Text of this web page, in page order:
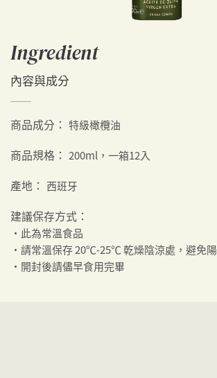
Ingredient
內容與成分
商品成分： 特級橄欖油
商品規格： 200ml，一箱12入
產地： 西班牙
建議保存方式：
・此為常溫食品
・請常溫保存 20℃-25℃ 乾燥陰涼處，避免
・開封後請儘早食用完畢